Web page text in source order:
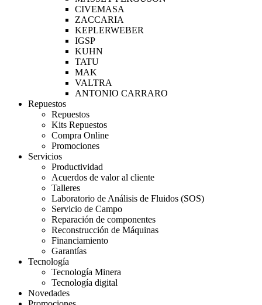
CIVEMASA
ZACCARIA
KEPLERWEBER
IGSP
KUHN
TATU
MAK
VALTRA
ANTONIO CARRARO
Repuestos
Repuestos
Kits Repuestos
Compra Online
Promociones
Servicios
Productividad
Acuerdos de valor al cliente
Talleres
Laboratorio de Análisis de Fluidos (SOS)
Servicio de Campo
Reparación de componentes
Reconstrucción de Máquinas
Financiamiento
Garantías
Tecnología
Tecnología Minera
Tecnología digital
Novedades